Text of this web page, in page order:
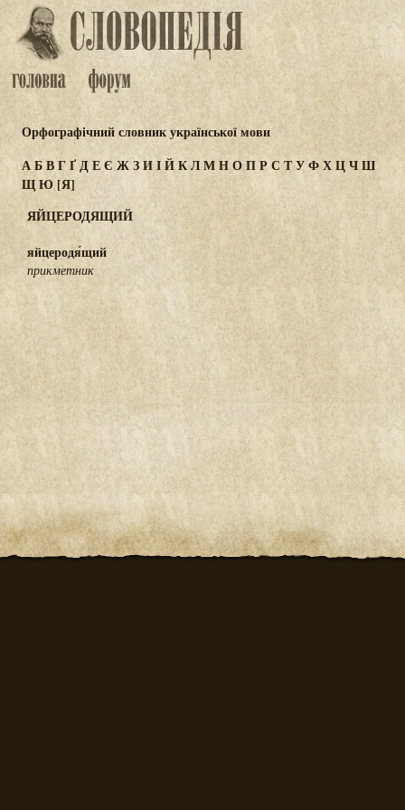
Орфографічний словник української мови
АБВГҐДЕЄ ЖЗИІЙКЛМНОПРС ТУФХЦЧШ
ЩЮ [Я]
ЯЙЦЕРОДЯЩИЙ
яйцеродя́щий
прикметник